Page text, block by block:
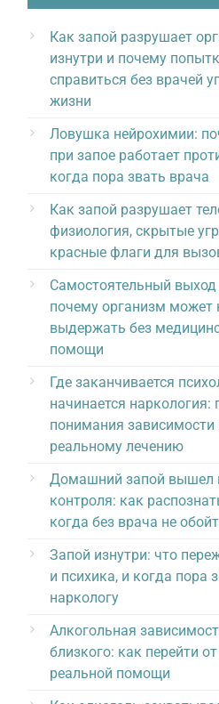
Как запой разрушает
изнутри и почему
справиться без врачей
жизни
Ловушка нейрохимии:
при запое работает
когда пора звать врача
Как запой разрушает
физиология, скрытые
красные флаги для
Самостоятельный выход
почему организм может
выдержать без
помощи
Где заканчивается
начинается наркология:
понимания зависимости
реальному лечению
Домашний запой вышел
контроля: как
когда без врача не
Запой изнутри: что
и психика, и когда пора
наркологу
Алкогольная
близкого: как перейти
реальной помощи